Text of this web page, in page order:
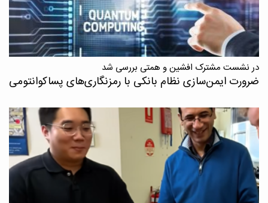
در نشست مشترک افشین و همتی بررسی شد
ضرورت ایمن‌سازی نظام بانکی با رمزنگاری‌های پسا‌کوانتومی